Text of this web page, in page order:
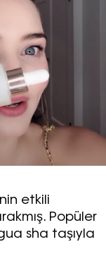
etkili
Popüler
sha taşıyla